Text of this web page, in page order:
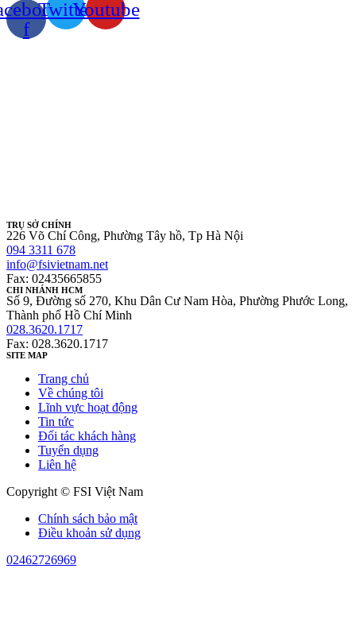
f
TwitterYoutube
TRỤ SỞ CHÍNH
226 Võ Chí Công, Phường Tây hồ, Tp Hà Nội
094 3311 678
info@fsivietnam.net
Fax: 02435665855
CHI NHÁNH HCM
Số 9, Đường số 270, Khu Dân Cư Nam Hòa, Phường Phước Long,
Thành phố Hồ Chí Minh
028.3620.1717
Fax: 028.3620.1717
SITE MAP
Trang chủ
Về chúng tôi
Lĩnh vực hoạt động
Tin tức
Đối tác khách hàng
Tuyển dụng
Liên hệ
Copyright © FSI Việt Nam
Chính sách bảo mật
Điều khoản sử dụng
02462726969